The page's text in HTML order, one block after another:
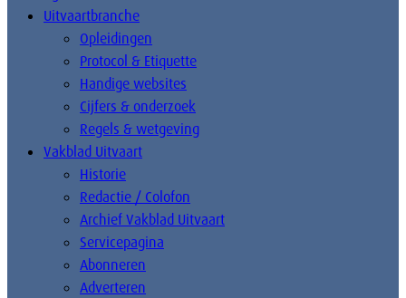
Uitvaartbranche
Opleidingen
Protocol & Etiquette
Handige websites
Cijfers & onderzoek
Regels & wetgeving
Vakblad Uitvaart
Historie
Redactie / Colofon
Archief Vakblad Uitvaart
Servicepagina
Abonneren
Adverteren